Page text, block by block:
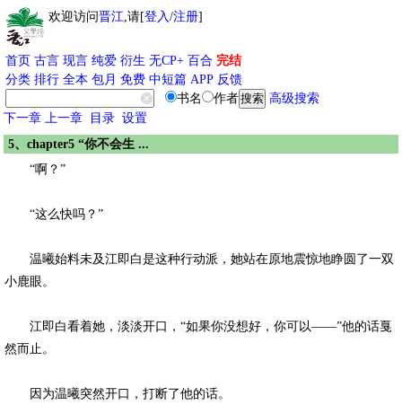
欢迎访问晋江,请[登入/注册]
首页 古言 现言 纯爱 衍生 无CP+ 百合 完结
分类 排行 全本 包月 免费 中短篇 APP 反馈
书名
作者
高级搜索
下一章 上一章 目录 设置
5、chapter5 “你不会生 ...
“啊？”
“这么快吗？”
温曦始料未及江即白是这种行动派，她站在原地震惊地睁圆了一双
小鹿眼。
江即白看着她，淡淡开口，“如果你没想好，你可以——”他的话戛
然而止。
因为温曦突然开口，打断了他的话。